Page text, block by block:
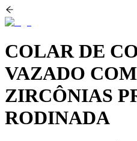
COLAR DE
VAZADO
ZIRCÔNIAS
RODINADA